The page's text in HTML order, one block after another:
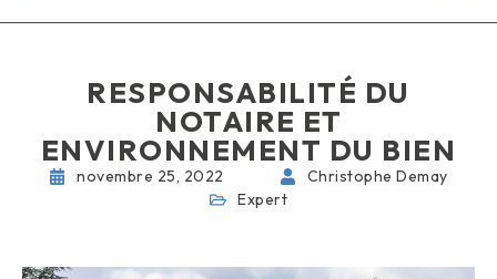
RESPONSABILITÉ DU
NOTAIRE ET
ENVIRONNEMENT DU BIEN
novembre 25, 2022
Christophe Demay
Expert